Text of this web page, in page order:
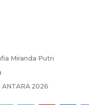
Miranda Putri
ANTARA 2026